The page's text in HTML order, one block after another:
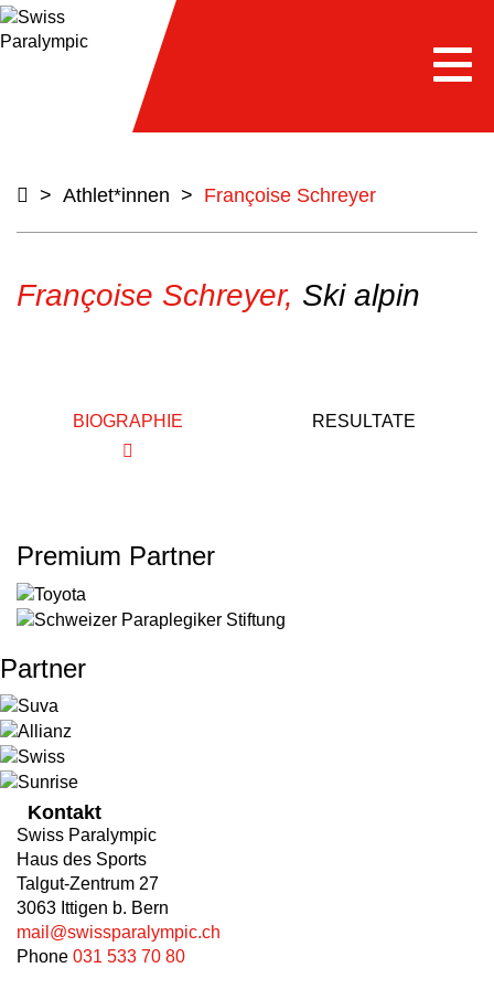
> Athlet*innen > Françoise Schreyer
Françoise Schreyer, Ski alpin
BIOGRAPHIE RESULTATE
Premium Partner
Partner
Kontakt
Swiss Paralympic
Haus des Sports
Talgut-Zentrum 27
3063 Ittigen b. Bern
mail@swissparalympic.ch
Phone 031 533 70 80